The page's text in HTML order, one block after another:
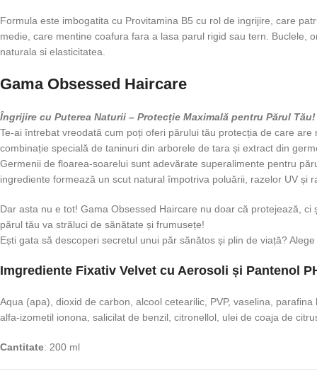
Formula este imbogatita cu Provitamina B5 cu rol de ingrijire, care
medie, care mentine coafura fara a lasa parul rigid sau tern. Buclele,
naturala si elasticitatea.
Gama Obsessed Haircare
Îngrijire cu Puterea Naturii – Protecție Maximală pentru Părul Tău!
Te-ai întrebat vreodată cum poți oferi părului tău protecția de care
combinație specială de taninuri din arborele de tara și extract din
Germenii de floarea-soarelui sunt adevărate superalimente pentru
ingrediente formează un scut natural împotriva poluării, razelor UV și
Dar asta nu e tot! Gama Obsessed Haircare nu doar că protejează,
părul tău va străluci de sănătate și frumusețe!
Ești gata să descoperi secretul unui păr sănătos și plin de viață? Alege
Imgrediente Fixativ Velvet cu Aerosoli și Pantenol
Aqua (apa), dioxid de carbon, alcool cetearilic, PVP, vaselina,
alfa-izometil ionona, salicilat de benzil, citronellol, ulei de coaja de
Cantitate: 200 ml